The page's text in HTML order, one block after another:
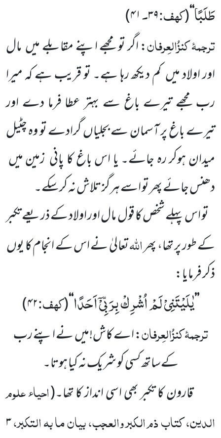
طَلَبًا‘‘
(کہف:۳۹۔۴۱)
ترجمۂکنزُالعِرفان: اگر تو مجھے اپنے مقابلے میںمال
اوراولاد میںکم دیکھ رہا ہے۔ تو قریب ہے کہ میرا
رب مجھے تیرےباغ سے بہتر عطا فرما دے اور
تیرے باغ پر آسمان سے بجلیاںگرادے تو وہ چٹیل
میدان ہوکر رہ جائے۔ یا اس باغ کا پانیزمین میں
دھنس جائے پھر تو اسے ہرگز تلاش نہ کرسکے۔
تو اس پہلے شخص کا قول مال اور اولاد کے ذریعے تکبر
کے طور پر تھا، پھراللہتعالیٰ نے اس کے انجام کا یوں
ذکر فرمایا:
’’یٰلَیْتَنِیْ لَمْ اُشْرِكْ بِرَبِّیْۤ اَحَدًا‘‘
(کہف:۴۲)
ترجمۂکنزُالعِرفان: اے کاش!میںنے اپنے رب
کےساتھ کسی کو شریک نہ کیا ہوتا۔
قارون کا تکبر بھی اسی انداز کا تھا۔(احیاء علوم
الدین، کتاب ذم الکبر والعجب، بیان ما بہ التکبر،۳